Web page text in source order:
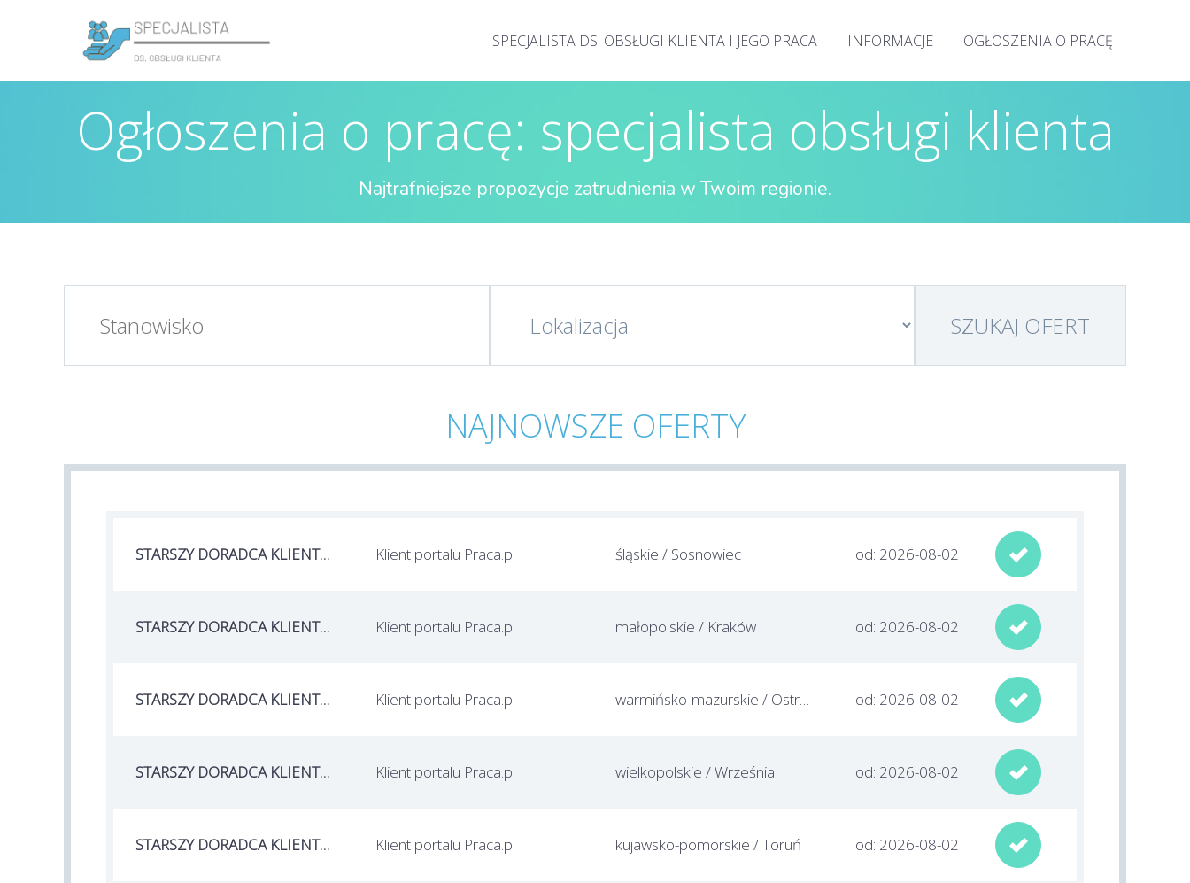
SPECJALISTA DS. OBSŁUGI KLIENTA I JEGO PRACA INFORMACJE OGŁOSZENIA O PRACĘ
Ogłoszenia o pracę: specjalista obsługi klienta
Najtrafniejsze propozycje zatrudnienia w Twoim regionie.
NAJNOWSZE OFERTY
STARSZY DORADCA KLIENTA BANKOWEGO / STARSZA DORADCZYNI KLIENTA BANKOWEGO Klient portalu Praca.pl śląskie / Sosnowiec od: 2026-08-02 
STARSZY DORADCA KLIENTA BANKOWEGO / STARSZA DORADCZYNI KLIENTA BANKOWEGO Klient portalu Praca.pl małopolskie / Kraków od: 2026-08-02 
STARSZY DORADCA KLIENTA BANKOWEGO / STARSZA DORADCZYNI KLIENTA BANKOWEGO Klient portalu Praca.pl warmińsko-mazurskie / Ostróda od: 2026-08-02 
STARSZY DORADCA KLIENTA BANKOWEGO / STARSZA DORADCZYNI KLIENTA BANKOWEGO Klient portalu Praca.pl wielkopolskie / Września od: 2026-08-02 
STARSZY DORADCA KLIENTA BANKOWEGO / STARSZA DORADCZYNI KLIENTA BANKOWEGO Klient portalu Praca.pl kujawsko-pomorskie / Toruń od: 2026-08-02 